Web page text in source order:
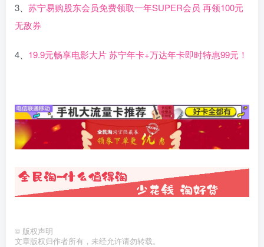
3、 苏宁易购股东会员免费领取一年SUPER会员 再领100元
无敌券
4、 19.9元畅享电影大片 苏宁年卡+万达年卡即时特惠99元！
© 版权声明
文章版权归作者所有，未经允许请勿转载。